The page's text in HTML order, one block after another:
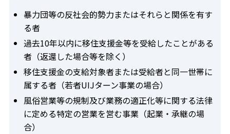
暴力団等の反社会的勢力またはそれらと関係を有す
る者
過去10年以内に移住支援金等を受給したことがある
者（返還した場合等を除く）
移住支援金の支給対象者または受給者と同一世帯に
属する者（若者UIJターン事業の場合）
風俗営業等の規制及び業務の適正化等に関する法律
に定める特定の営業を営む事業（起業・承継の場
合）